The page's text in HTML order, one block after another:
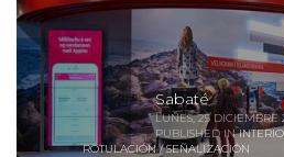
Sabaté
LUNES, 25 DICIEMBRE
PUBLISHED IN
ROTULACIÓN / SEÑALIZACIÓN